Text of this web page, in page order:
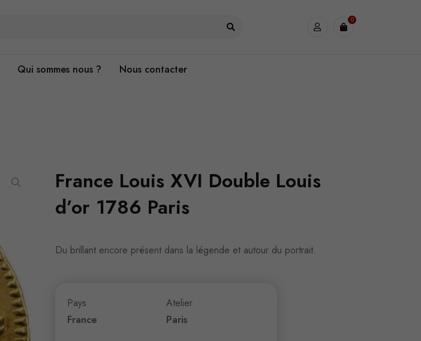
0
Qui sommes nous ? Nous contacter
France Louis XVI Double Louis
d’or 1786 Paris
Du brillant encore présent dans la légende et autour du portrait.
Pays
France
Atelier
Paris